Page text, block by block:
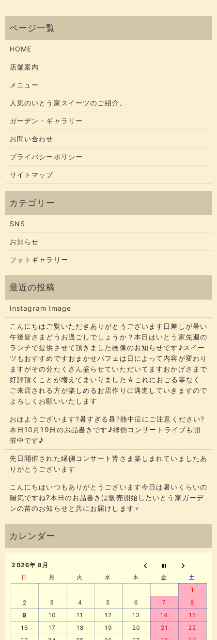
HOME
店舗案内
メニュー
人気のいとう家スイーツのご紹介。
ガーデン・ギャラリー
お問い合わせ
プライバシーポリシー
サイトマップ
SNS
お知らせ
フォトギャラリー
Instagram Image
こんにちはご覧いただきありがとうございます​​​日差しが暑い
午後皆さまどうお過ごしでしょうか？​​​本日はいとう家先週の
ランチで提供させて頂きました画像のお知らせです♪スイー
ツもおすすめですおまかせパフェは日によって内容が変わり
ますがその分たくさん盛らせていただいてます​​​おかげさまで
好評頂くことが増えてまいりました☆​​これにおごる事なく
ご来店される方が楽しめるお店作りに邁進していきますので
よろしくお願いいたします
おはようございます?暑すぎる昼?熱中症にご注意ください?
本日10月19日のお品書きです♪縁側コンサートライブも開
催中です♪
先日開催された縁側コンサート皆さま楽しまれていましたあ
りがとうございます
こんにちはいつもありがとうございます今日は暑いくらいの
陽気ですね?本日のお品書きは販売開始したいとう家ガーデ
ンの苗のお知らせと共にお届けします‍♀️
2026年 8月
日
月 火 水 木 金
土
1
2
3 4 5 6 7
8
9
10 11 12 13 14
15
16
17 18 19 20 21
22